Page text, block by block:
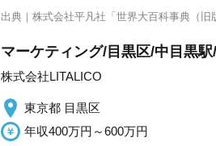
出典｜ 株式会社平凡社「世界大百科事典（旧
マーケティング/目黒区/中目黒
株式会社LITALICO
東京都 目黒区
年収400万円～600万円